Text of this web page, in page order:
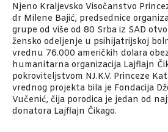
Njeno Kraljevsko Visočanstvo
dr Milene Bajić, predsednice
grupe od više od 80 Srba iz SAD
žensko odeljenje u psihijatrijskoj
vrednu 76.000 američkih dolara
humanitarna organizacija Lajflajn
pokroviteljstvom NJ.K.V. Princeze
vrednog projekta bila je Fondacija
Vučenić, čija porodica je jedan od
donatora Lajflajn Čikago.